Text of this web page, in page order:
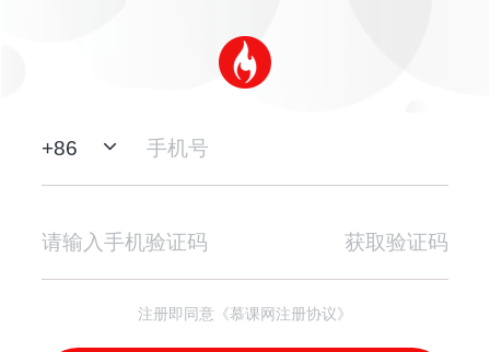
+86
获取验证码
注册即同意《慕课网注册协议》